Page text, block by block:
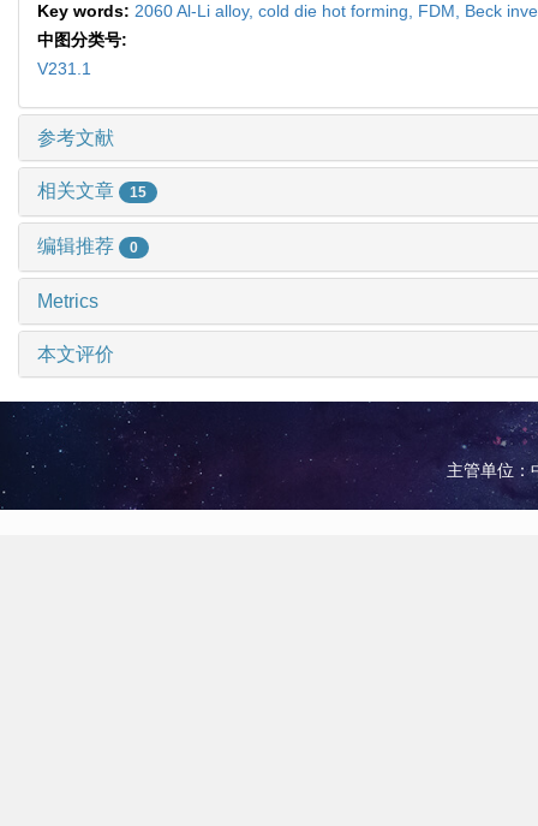
Key words: 2060 Al-Li alloy, cold die hot forming, FDM, Beck
中图分类号:
V231.1
参考文献
相关文章 15
编辑推荐 0
Metrics
本文评价
主管单位：